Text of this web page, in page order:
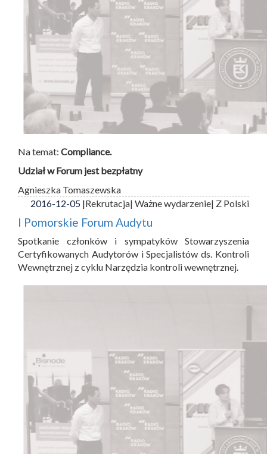
Na temat: Compliance.
Udział w Forum jest bezpłatny
Agnieszka Tomaszewska
2016-12-05 |Rekrutacja| Ważne wydarzenie| Z Polski
I Pomorskie Forum Audytu
Spotkanie członków i sympatyków Stowarzyszenia
Certyfikowanych Audytorów i Specjalistów ds. Kontroli
Wewnętrznej z cyklu Narzędzia kontroli wewnętrznej.